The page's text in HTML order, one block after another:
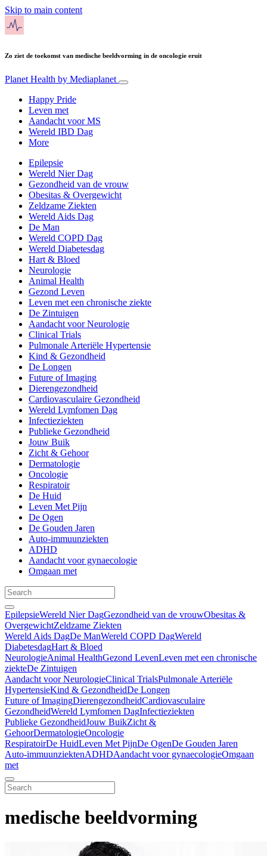
Skip to main content
Zo ziet de toekomst van medische beeldvorming in de oncologie eruit
Planet Health by Mediaplanet
Happy Pride
Leven met
Aandacht voor MS
Wereld IBD Dag
More
Epilepsie
Wereld Nier Dag
Gezondheid van de vrouw
Obesitas & Overgewicht
Zeldzame Ziekten
Wereld Aids Dag
De Man
Wereld COPD Dag
Wereld Diabetesdag
Hart & Bloed
Neurologie
Animal Health
Gezond Leven
Leven met een chronische ziekte
De Zintuigen
Aandacht voor Neurologie
Clinical Trials
Pulmonale Arteriële Hypertensie
Kind & Gezondheid
De Longen
Future of Imaging
Dierengezondheid
Cardiovasculaire Gezondheid
Wereld Lymfomen Dag
Infectieziekten
Publieke Gezondheid
Jouw Buik
Zicht & Gehoor
Dermatologie
Oncologie
Respiratoir
De Huid
Leven Met Pijn
De Ogen
De Gouden Jaren
Auto-immuunziekten
ADHD
Aandacht voor gynaecologie
Omgaan met
EpilepsieWereld Nier DagGezondheid van de vrouwObesitas &
OvergewichtZeldzame Ziekten
Wereld Aids DagDe ManWereld COPD DagWereld
DiabetesdagHart & Bloed
NeurologieAnimal HealthGezond LevenLeven met een chronische
ziekteDe Zintuigen
Aandacht voor NeurologieClinical TrialsPulmonale Arteriële
HypertensieKind & GezondheidDe Longen
Future of ImagingDierengezondheidCardiovasculaire
GezondheidWereld Lymfomen DagInfectieziekten
Publieke GezondheidJouw BuikZicht &
GehoorDermatologieOncologie
RespiratoirDe HuidLeven Met PijnDe OgenDe Gouden Jaren
Auto-immuunziektenADHDAandacht voor gynaecologieOmgaan
met
medische beeldvorming